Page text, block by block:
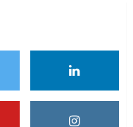
विठ्ठलाची महापूजा